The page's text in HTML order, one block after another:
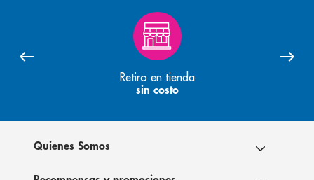
Retiro en tienda
sin costo
Quienes Somos